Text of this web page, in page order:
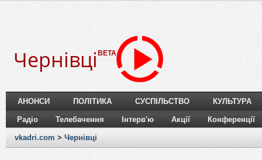
Чернівці BETA
АНОНСИ ПОЛІТИКА СУСПІЛЬСТВО КУЛЬТУРА
Радіо Телебачення Інтерв'ю Акції Конференції
vkadri.com > Чернівці